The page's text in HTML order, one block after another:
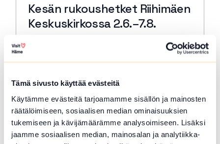
Tämä sivusto käyttää evästeitä
Käytämme evästeitä tarjoamamme sisällön ja mainosten
räätälöimiseen, sosiaalisen median ominaisuuksien
tukemiseen ja kävijämäärämme analysoimiseen. Lisäksi
jaamme sosiaalisen median, mainosalan ja analytiikka-
Kesän rukoushetket Riihimäen
Keskuskirkossa 2.6.–7.8.
Tervetuloa kaikille avoimiin
Keskuskirkko. Kesto 15 min. 🙏🏻✝️ 🔖
rukous. Kestjo 30 min. ja…
Lue lisää tapahtumasta Kesän rukoushetket